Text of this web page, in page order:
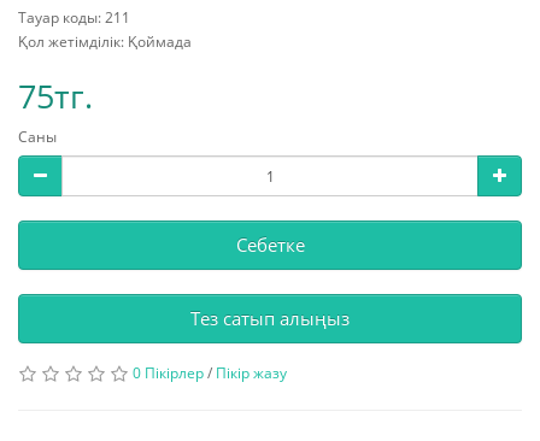
Тауар коды: 211
Қол жетімділік: Қоймада
75тг.
Саны
Себетке
Тез сатып алыңыз
0 Пікірлер/ Пікір жазу